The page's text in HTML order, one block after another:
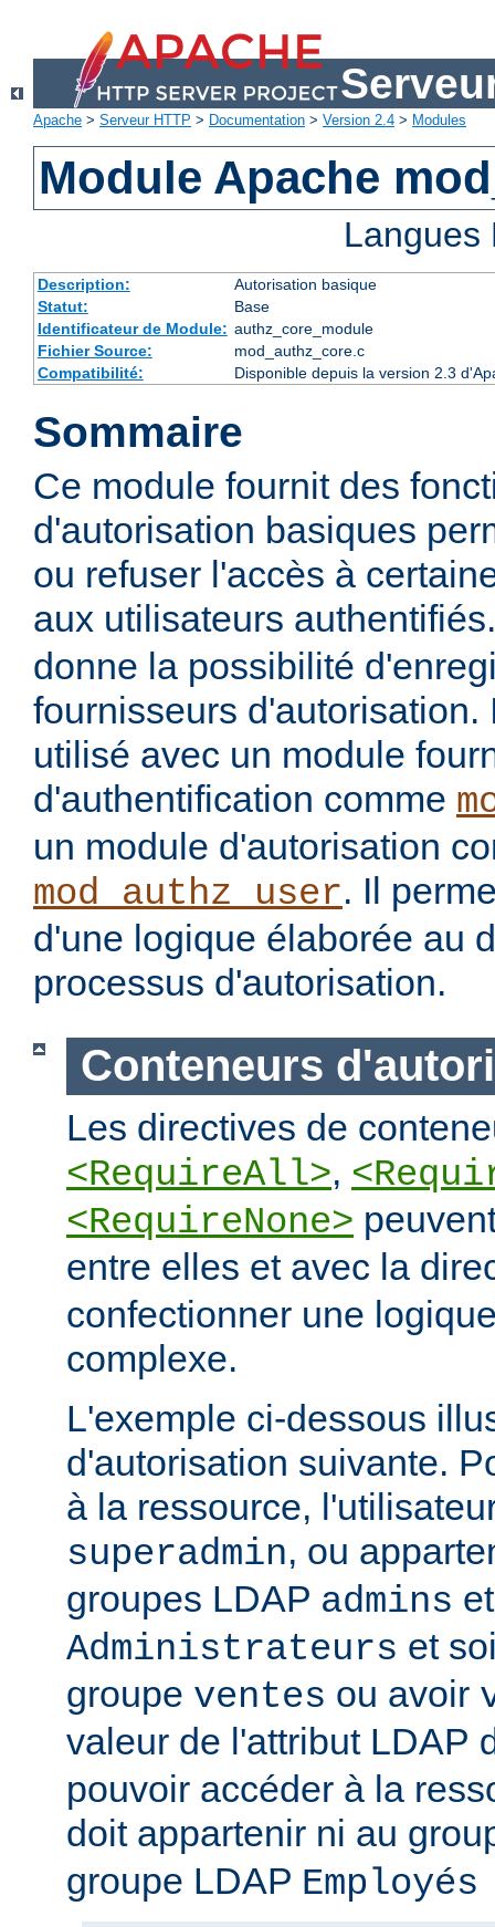
Apache > Serveur HTTP > Documentation > Version 2.4 > Modules
Module Apache
Description:
Autorisation basique
Statut:
Base
Identificateur de Module: authz_core_module
Fichier Source:
mod_authz_core.c
Compatibilité:
Disponible depuis la version 2.3
Sommaire
Ce module fournit des
d'autorisation basiques
ou refuser l'accès à
aux utilisateurs
donne la possibilité
fournisseurs d'autorisation.
utilisé avec un module
d'authentification comme
un module d'autorisation
mod_authz_user. Il
d'une logique élaborée au
processus d'autorisation.
Conteneurs
Les directives de
<RequireAll>,
<RequireNone>
entre elles et avec la
confectionner une
complexe.
L'exemple ci-dessous
d'autorisation suivante.
à la ressource,
superadmin, ou
groupes LDAP admins et
Administrateurs et
groupe ventes ou avoir
valeur de l'attribut LDAP
pouvoir accéder à la
doit appartenir ni au
groupe LDAP